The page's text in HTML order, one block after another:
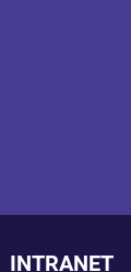
INTRANET